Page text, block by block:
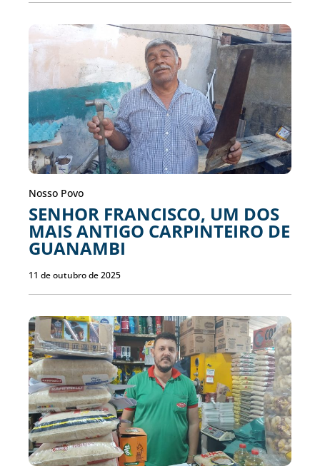
Nosso Povo
SENHOR FRANCISCO, UM DOS
MAIS ANTIGO CARPINTEIRO DE
GUANAMBI
11 de outubro de 2025